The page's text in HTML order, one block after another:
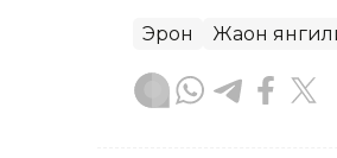
Эрон Жаҳон